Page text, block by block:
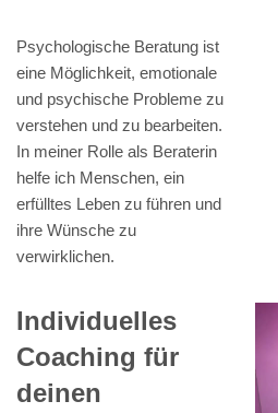
Psychologische Beratung ist
eine Möglichkeit, emotionale
und psychische Probleme zu
verstehen und zu bearbeiten.
In meiner Rolle als Beraterin
helfe ich Menschen, ein
erfülltes Leben zu führen und
ihre Wünsche zu
verwirklichen.
Individuelles
Coaching für
deinen